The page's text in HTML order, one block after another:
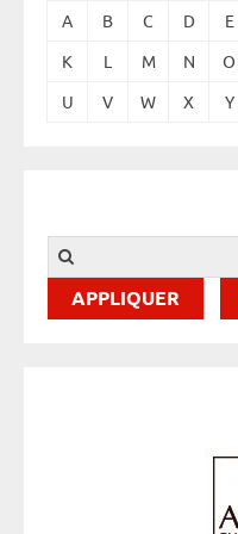
A B C D E
K L M N O
U V W X Y